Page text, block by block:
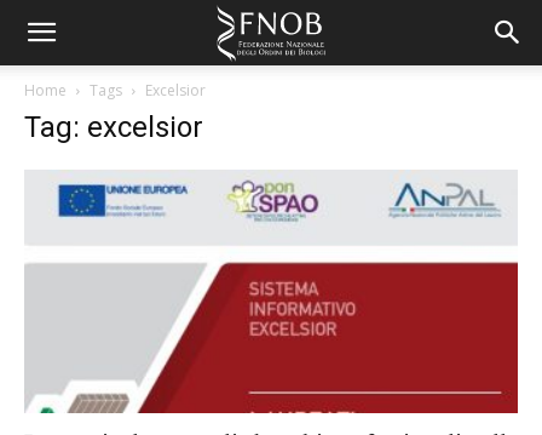
Home Tags Excelsior
Tag: excelsior